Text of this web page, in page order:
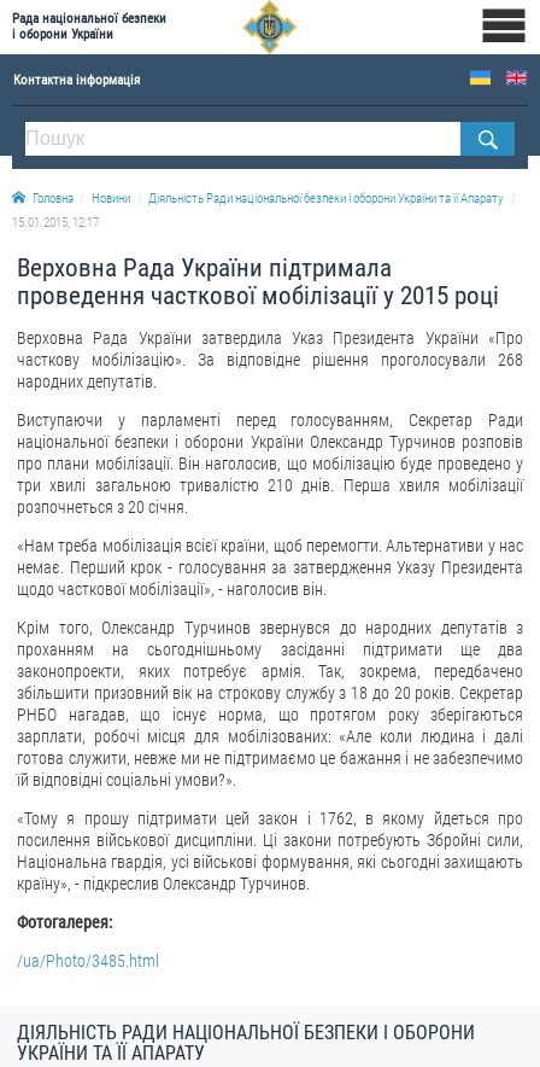
Рада національної безпеки
і оборони України
Контактна інформація
ПРО РНБОУ
Склад Ради національної безпеки і оборони України
Апарат Ради національної безпеки і оборони України
Історична довідка про діяльність Ради національної безпеки і оборони України
ПРЕСЦЕНТР
Новини
Drone Deals
ЗВЕРНЕННЯ ГРОМАДЯН
Звернення громадян
Електронне звернення
ДОСТУП ДО ПУБЛІЧНОЇ ІНФОРМАЦІЇ
Організація доступу до публічної інформації
Облік публічної інформації
Питання запобігання корупції
Головна Новини
Діяльність Ради національної безпеки і оборони України та її Апарату
15.01.2015, 12:17
Верховна Рада України підтримала
проведення часткової мобілізації у 2015 році
Верховна Рада України затвердила Указ Президента України «Про
часткову мобілізацію». За відповідне рішення проголосували 268
народних депутатів.
Виступаючи у парламенті перед голосуванням, Секретар Ради
національної безпеки і оборони України Олександр Турчинов розповів
про плани мобілізації. Він наголосив, що мобілізацію буде проведено у
три хвилі загальною тривалістю 210 днів. Перша хвиля мобілізації
розпочнеться з 20 січня.
«Нам треба мобілізація всієї країни, щоб перемогти. Альтернативи у нас
немає. Перший крок - голосування за затвердження Указу Президента
щодо часткової мобілізації», - наголосив він.
Крім того, Олександр Турчинов звернувся до народних депутатів з
проханням на сьогоднішньому засіданні підтримати ще два
законопроекти, яких потребує армія. Так, зокрема, передбачено
збільшити призовний вік на строкову службу з 18 до 20 років. Секретар
РНБО нагадав, що існує норма, що протягом року зберігаються
зарплати, робочі місця для мобілізованих: «Але коли людина і далі
готова служити, невже ми не підтримаємо це бажання і не забезпечимо
їй відповідні соціальні умови?».
«Тому я прошу підтримати цей закон і 1762, в якому йдеться про
посилення військової дисципліни. Ці закони потребують Збройні сили,
Національна гвардія, усі військові формування, які сьогодні захищають
країну», - підкреслив Олександр Турчинов.
Фотогалерея:
/ua/Photo/3485.html
ДІЯЛЬНІСТЬ РАДИ НАЦІОНАЛЬНОЇ БЕЗПЕКИ І ОБОРОНИ
УКРАЇНИ ТА ЇЇ АПАРАТУ